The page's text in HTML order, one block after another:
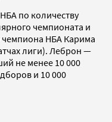
по количеству
чемпионата и
НБА Карима
лиги). Леброн —
не менее 10 000
и 10 000